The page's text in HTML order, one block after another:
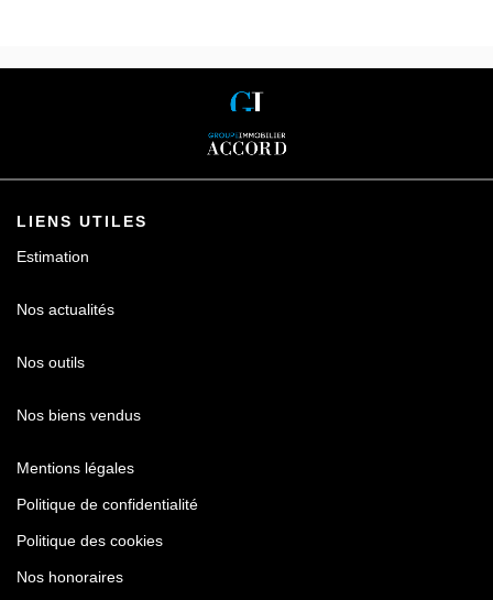
LIENS UTILES
Estimation
Nos actualités
Nos outils
Nos biens vendus
Mentions légales
Politique de confidentialité
Politique des cookies
Nos honoraires